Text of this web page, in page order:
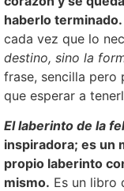
haberlo terminado.
cada vez que lo
destino, sino la
frase, sencilla pero
que esperar a
El laberinto de la
inspiradora; es un
propio laberinto
mismo. Es un libro